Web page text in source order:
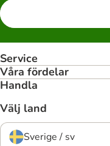
Service
Våra fördelar
Handla
Välj land
Sverige / sv